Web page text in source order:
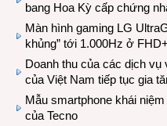
bang Hoa Kỳ cấp chứng
Màn hình gaming LG
khủng” tới 1.000Hz ở FHD+
Doanh thu của các dịch vụ
của Việt Nam tiếp tục gia
Mẫu smartphone khái
của Tecno